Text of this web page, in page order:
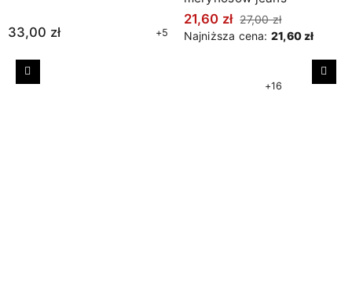
33,00 zł +5
21,60 zł 27,00 zł
Najniższa cena: 21,60 zł
+16
Poprzedni